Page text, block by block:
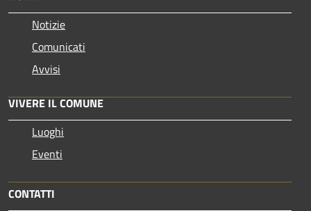
Notizie
Comunicati
Avvisi
VIVERE IL COMUNE
Luoghi
Eventi
CONTATTI